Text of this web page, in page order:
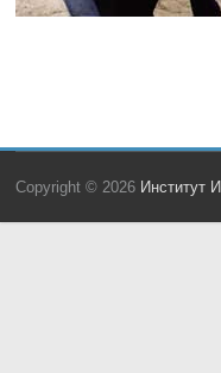
Copyright © 2026 Институт